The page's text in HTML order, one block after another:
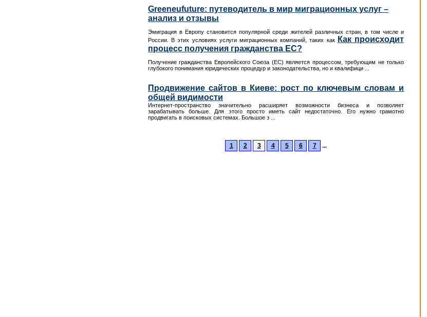
Greeneufuture: путеводитель в мир миграционных услуг –
анализ и отзывы
Эмиграция в Европу становится популярной среди жителей различных стран, в том числе и
России. В этих условиях услуги миграционных компаний, таких как
Как происходит
процесс получения гражданства ЕС?
Получение гражданства Европейского Союза (ЕС) является процессом, требующим не только
глубокого понимания юридических процедур и законодательства, но и квалифици ...
Продвижение сайтов в Киеве: рост по ключевым словам и
общей видимости
Интернет-пространство значительно расширяет возможности бизнеса и позволяет
зарабатывать больше. Для этого просто иметь сайт недостаточно. Его нужно грамотно
продвигать в поисковых системах. Большое з ...
1 2 3 4 5 6 7 ...